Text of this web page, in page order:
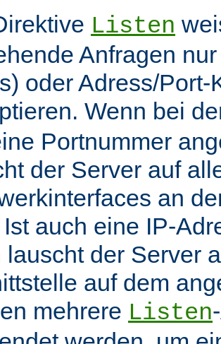
Listen
Anfragen
oder Adress/
Wenn bei
Portnummer
der Server auf
an
Ist auch eine IP-
lauscht der Server
auf dem
mehrere Listen